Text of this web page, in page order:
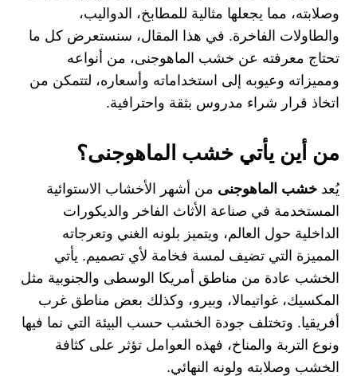
وصلابته، مما يجعلها مثالية للمطابخ، الدواليب،
والطاولات الفاخرة. في هذا المقال، سنستعرض كل ما
تحتاج معرفته عن خشب الماهوجنى، من أنواعه
ومميزاته وعيوبه إلى استخداماته وأسعاره، لتتمكن من
اتخاذ قرار شراء مدروس بثقة واحترافية.
من أين يأتي خشب الماهوجنى؟
يُعدخشب الماهوجنى من أشهر الأخشاب الاستوائية
المستخدمة في صناعة الأثاث الفاخر والديكورات
الداخلية حول العالم، ويتميز بلونه الغني وتعرجاته
المميزة التي تضيف لمسة فخامة لأي تصميم. يأتي
الخشب عادة من مناطق أمريكا الوسطى والجنوبية مثل
المكسيك، غواتيمالا، وبيرو، وكذلك بعض مناطق غرب
أفريقيا. وتختلف جودة الخشب حسب البيئة التي نما فيها
ونوع التربة والمناخ، فهذه العوامل تؤثر على كثافة
الخشب وصلابته ولونه النهائي.